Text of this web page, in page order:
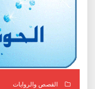
القصص والروايات